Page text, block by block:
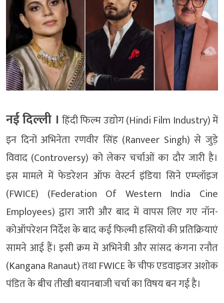
नई दिल्ली । हिंदी फिल्म उद्योग (Hindi Film Industry) में
इन दिनों अभिनेता रणवीर सिंह (Ranveer Singh) से जुड़े
विवाद (Controversy) को लेकर चर्चाओं का दौर जारी है।
इस मामले में फेडरेशन ऑफ वेस्टर्न इंडिया सिने एम्प्लॉइज
(FWICE) (Federation Of Western India Cine
Employees) द्वारा जारी और बाद में वापस लिए गए नॉन-
कोऑपरेशन निर्देश के बाद कई फिल्मी हस्तियों की प्रतिक्रियाएं
सामने आई हैं। इसी क्रम में अभिनेत्री और सांसद कंगना रनौत
(Kangana Ranaut) तथा FWICE के चीफ एडवाइजर अशोक
पंडित के बीच तीखी बयानबाजी चर्चा का विषय बन गई है।